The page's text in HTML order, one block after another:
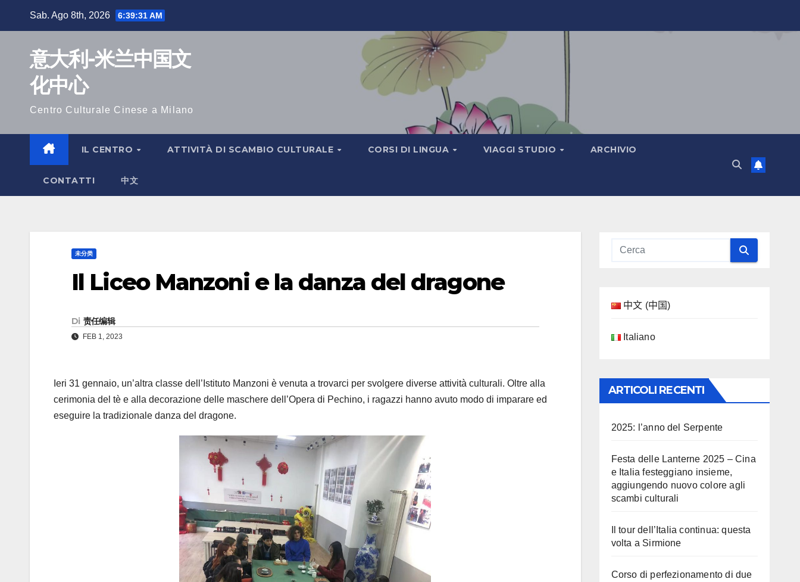
Sab. Ago 8th, 2026 6:39:32 AM
意大利-米兰中国文
化中心
Centro Culturale Cinese a Milano
IL CENTRO ATTIVITÀ DI SCAMBIO CULTURALE CORSI DI LINGUA VIAGGI STUDIO ARCHIVIO
CONTATTI 中文
未分类
Il Liceo Manzoni e la danza del dragone
Di 责任编辑
FEB 1, 2023
Ieri 31 gennaio, un’altra classe dell’Istituto Manzoni è venuta a trovarci per svolgere diverse attività culturali. Oltre alla
cerimonia del tè e alla decorazione delle maschere dell’Opera di Pechino, i ragazzi hanno avuto modo di imparare ed
eseguire la tradizionale danza del dragone.
中文 (中国)
Italiano
ARTICOLI RECENTI
2025: l’anno del Serpente
Festa delle Lanterne 2025 – Cina
e Italia festeggiano insieme,
aggiungendo nuovo colore agli
scambi culturali
Il tour dell’Italia continua: questa
volta a Sirmione
Corso di perfezionamento di due